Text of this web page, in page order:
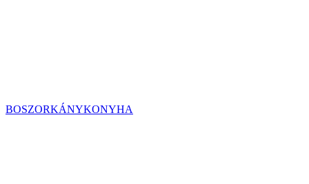
BOSZORKÁNYKONYHA